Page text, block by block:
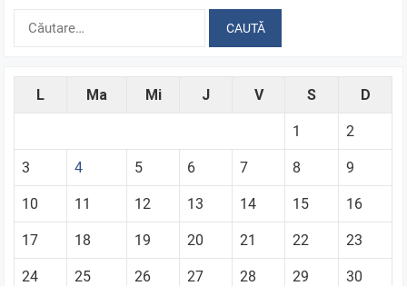
L Ma Mi J V S D
1 2
3 4 5 6 7 8 9
10 11 12 13 14 15 16
17 18 19 20 21 22 23
24 25 26 27 28 29 30